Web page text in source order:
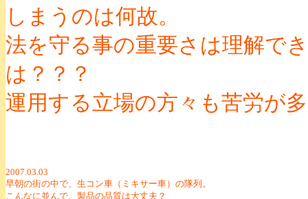
しまうのは何故。
法を守る事の重要さは理解で
は？？？
運用する立場の方々も苦労が
2007.03.03
早朝の街の中で、生コン車（ミキサー車）の隊列。
こんなに並んで、製品の品質は大丈夫？